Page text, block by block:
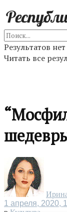
Результатов нет
Читать все
1 апреля, 2020,